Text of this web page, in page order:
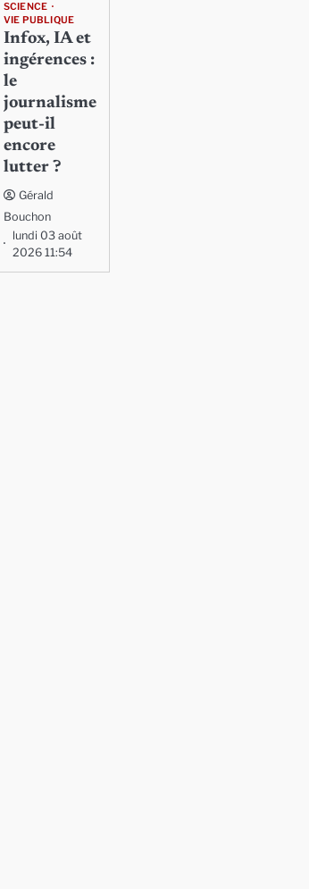
SCIENCE
VIE PUBLIQUE
Infox, IA et
ingérences :
le
journalisme
peut-il
encore
lutter ?
Gérald
Bouchon
lundi 03 août
2026 11:54